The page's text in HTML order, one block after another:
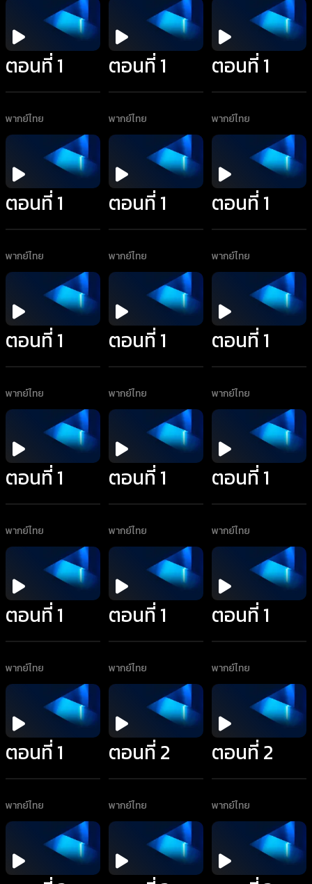
ตอนที่ 1
พากย์ไทย
ตอนที่ 1
พากย์ไทย
ตอนที่ 1
พากย์ไทย
ตอนที่ 1
พากย์ไทย
ตอนที่ 1
พากย์ไทย
ตอนที่ 1
พากย์ไทย
ตอนที่ 1
พากย์ไทย
ตอนที่ 1
พากย์ไทย
ตอนที่ 1
พากย์ไทย
ตอนที่ 1
พากย์ไทย
ตอนที่ 1
พากย์ไทย
ตอนที่ 1
พากย์ไทย
ตอนที่ 1
พากย์ไทย
ตอนที่ 1
พากย์ไทย
ตอนที่ 1
พากย์ไทย
ตอนที่ 1
พากย์ไทย
ตอนที่ 2
พากย์ไทย
ตอนที่ 2
พากย์ไทย